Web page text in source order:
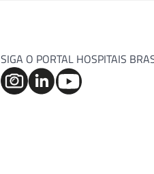
SIGA O PORTAL HOSPITAIS